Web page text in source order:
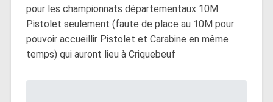
pour les championnats départementaux 10M
Pistolet seulement (faute de place au 10M pour
pouvoir accueillir Pistolet et Carabine en même
temps) qui auront lieu à Criquebeuf